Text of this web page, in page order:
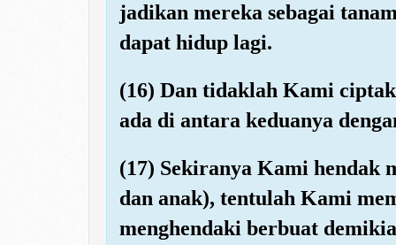
jadikan mereka sebagai
dapat hidup lagi.
(16) Dan tidaklah Kami
ada di antara keduanya
(17) Sekiranya Kami hendak
dan anak), tentulah Kami
menghendaki berbuat